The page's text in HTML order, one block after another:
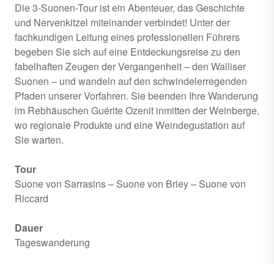
Die 3-Suonen-Tour ist ein Abenteuer, das Geschichte
und Nervenkitzel miteinander verbindet! Unter der
fachkundigen Leitung eines professionellen Führers
begeben Sie sich auf eine Entdeckungsreise zu den
fabelhaften Zeugen der Vergangenheit – den Walliser
Suonen – und wandeln auf den schwindelerregenden
Pfaden unserer Vorfahren. Sie beenden Ihre Wanderung
im Rebhäuschen Guérite Ozenit inmitten der Weinberge,
wo regionale Produkte und eine Weindegustation auf
Sie warten.
Tour
Suone von Sarrasins – Suone von Briey – Suone von
Riccard
Dauer
Tageswanderung